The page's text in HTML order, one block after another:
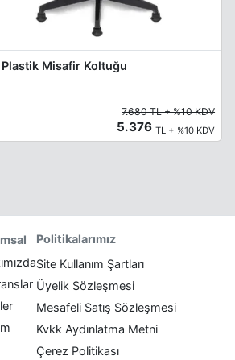
Plastik Misafir Koltuğu
7.680 TL + %10 KDV
5.376TL + %10 KDV
Politikalarımız
Site Kullanım Şartları
Üyelik Sözleşmesi
Mesafeli Satış Sözleşmesi
Kvkk Aydınlatma Metni
Çerez Politikası